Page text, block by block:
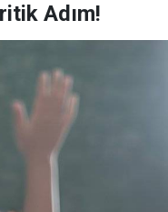
Adım!